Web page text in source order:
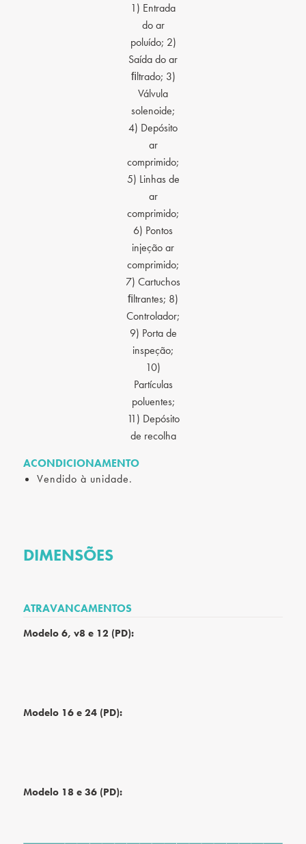
1) Entrada
do ar
poluído; 2)
Saída do ar
ﬁltrado; 3)
Válvula
solenoide;
4) Depósito
ar
comprimido;
5) Linhas de
ar
comprimido;
6) Pontos
injeção ar
comprimido;
7) Cartuchos
ﬁltrantes; 8)
Controlador;
9) Porta de
inspeção;
10)
Partículas
poluentes;
11) Depósito
de recolha
ACONDICIONAMENTO
Vendido à unidade.
DIMENSÕES
ATRAVANCAMENTOS
Modelo 6, v8 e 12 (PD):
Modelo 16 e 24 (PD):
Modelo 18 e 36 (PD):